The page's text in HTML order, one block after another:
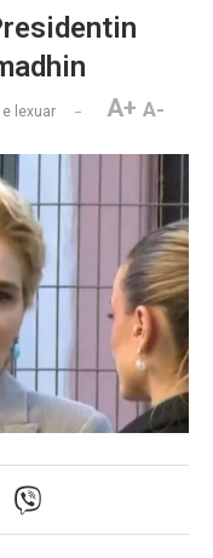
e lexuar A+ A-